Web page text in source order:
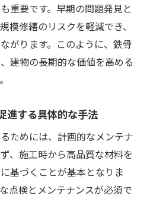
厳守方法
のアプローチ
ョンの役割と向上策
す安全性の向上
と実行
品質チェックの方法
ランの重要性と実施
重要なポイント
重要です。早期の問題発見と
模修繕のリスクを軽減でき、
がります。このように、鉄骨
建物の長期的な価値を高める
進する具体的な手法
ためには、計画的なメンテナ
、施工時から高品質な材料を
基づくことが基本となりま
点検とメンテナンスが必須で